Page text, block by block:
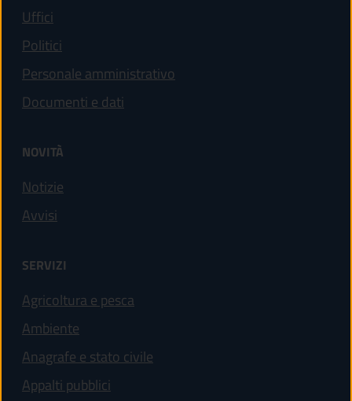
Uffici
Politici
Personale amministrativo
Documenti e dati
NOVITÀ
Notizie
Avvisi
SERVIZI
Agricoltura e pesca
Ambiente
Anagrafe e stato civile
Appalti pubblici